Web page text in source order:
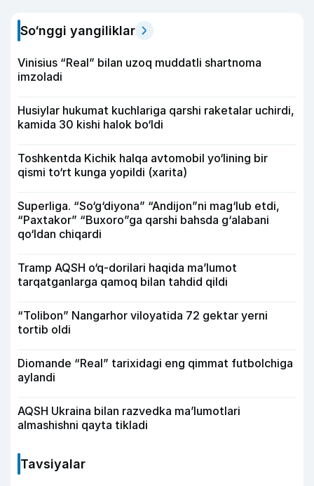
So‘nggi yangiliklar
Vinisius “Real” bilan uzoq muddatli shartnoma
imzoladi
Husiylar hukumat kuchlariga qarshi raketalar uchirdi,
kamida 30 kishi halok bo‘ldi
Toshkentda Kichik halqa avtomobil yo‘lining bir
qismi to‘rt kunga yopildi (xarita)
Superliga. “So‘g‘diyona” “Andijon”ni mag‘lub etdi,
“Paxtakor” “Buxoro”ga qarshi bahsda g‘alabani
qo‘ldan chiqardi
Tramp AQSH o‘q-dorilari haqida ma’lumot
tarqatganlarga qamoq bilan tahdid qildi
“Tolibon” Nangarhor viloyatida 72 gektar yerni
tortib oldi
Diomande “Real” tarixidagi eng qimmat futbolchiga
aylandi
AQSH Ukraina bilan razvedka ma’lumotlari
almashishni qayta tikladi
Tavsiyalar